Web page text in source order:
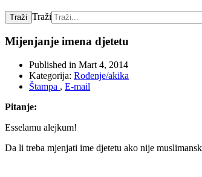
Traži Traži
Mijenjanje imena djetetu
Published in Mart 4, 2014
Kategorija: Rođenje/akika
Štampa , E-mail
Pitanje:
Esselamu alejkum!
Da li treba mjenjati ime djetetu ako nije